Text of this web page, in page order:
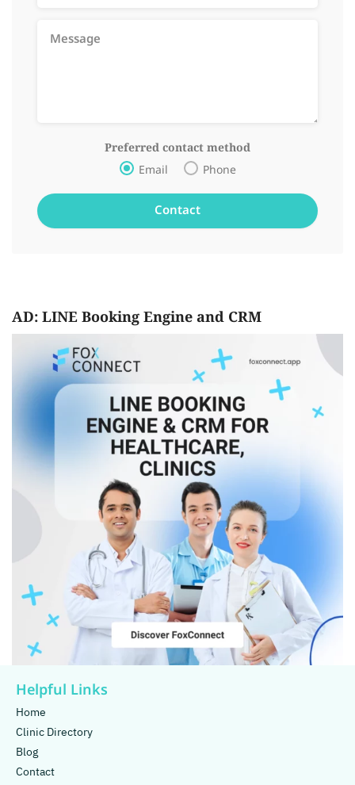
Preferred contact method
Email Phone
AD: LINE Booking Engine and CRM
Helpful Links
Home
Clinic Directory
Blog
Contact